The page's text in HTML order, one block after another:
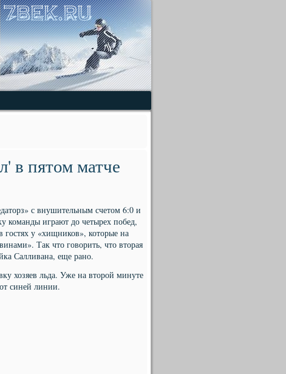
в пятом матче
с внушительным счетом 6:0 и
команды играют до четырех побед,
у «хищников», которые на
Так что говорить, что вторая
Салливана, еще рано.
хозяев льда. Уже на второй минуте
синей линии.